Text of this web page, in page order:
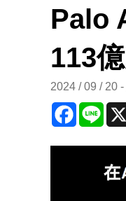
Palo
113
2024 / 09 / 20
Line